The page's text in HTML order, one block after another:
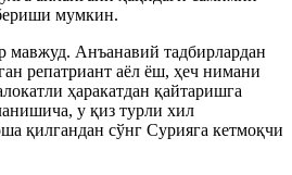
мумкин.
мавжуд. Анъанавий тадбирлардан
репатриант аёл ёш, ҳеч нимани
ҳаракатдан қайтаришга
у қиз турли хил
қилгандан сўнг Сурияга кетмоқчи